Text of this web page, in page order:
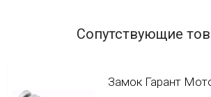
Сопутствующие
Замок Гарант